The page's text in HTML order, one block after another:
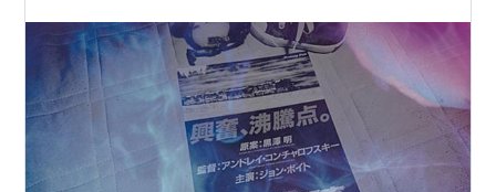
音楽：トレヴァー・ジョーンズ
キャスト
ジョン・ヴォイト
エリック・ロバーツ